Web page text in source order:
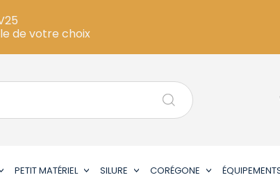
PETIT MATÉRIEL SILURE CORÉGONE
de votre choix